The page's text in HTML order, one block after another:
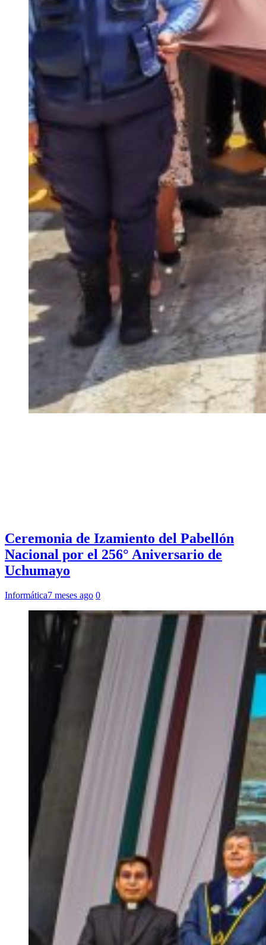
Ceremonia de Izamiento del Pabellón
Nacional por el 256° Aniversario de
Uchumayo
Informática7 meses ago 0